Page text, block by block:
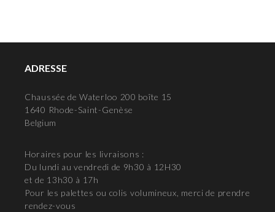
ADRESSE
Chaussée de Waterloo 200 boîte 15
1640 Rhode-Saint-Genèse
Belgium
Horaires pour les livraisons :
Du lundi au vendredi de 9h30 à 12H30
et de 13h30 à 17h
Pour les palettes ou colis volumineux, merci de prendre
rendez-vous